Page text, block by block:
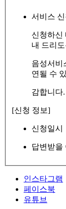
서비스
신청하신
내 드리
음성서비
연될 수
감합니다.
[신청 정보]
신청일시
답변받을
인스타그램
페이스북
유튜브